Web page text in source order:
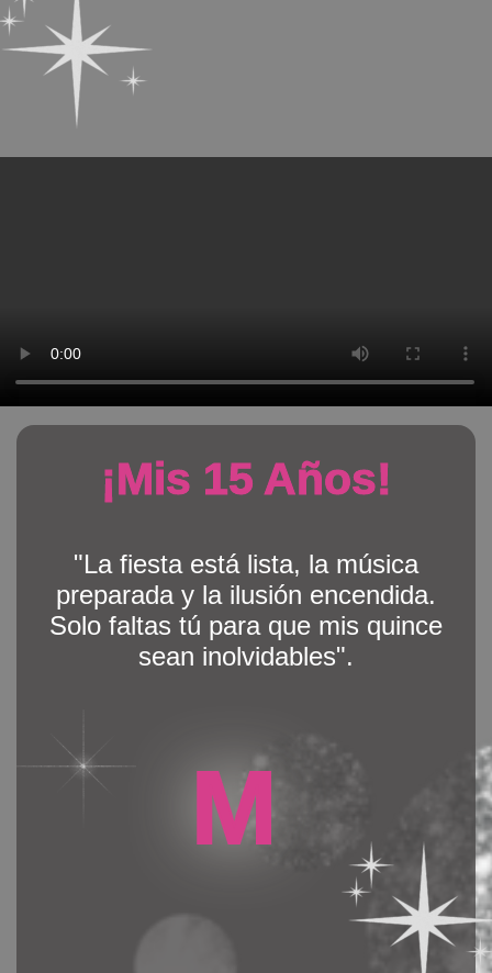
¡Mis 15 Años!
"La fiesta está lista, la música
preparada y la ilusión encendida.
Solo faltas tú para que mis quince
sean inolvidables".
M